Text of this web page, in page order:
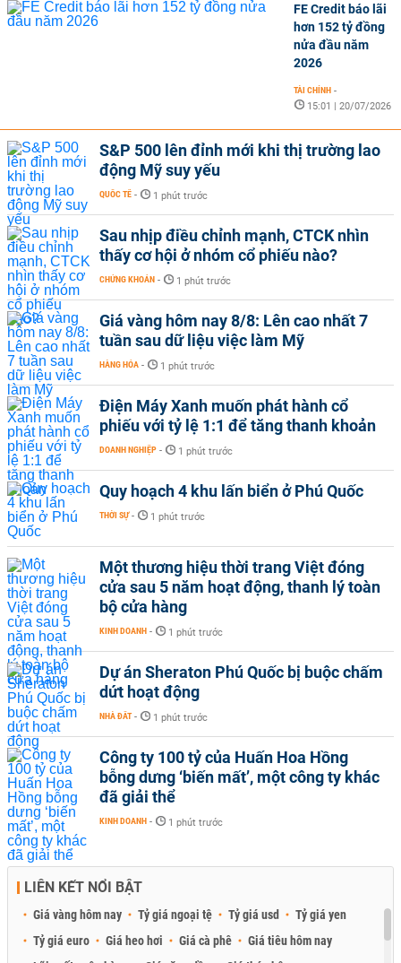
FE Credit báo lãi
hơn 152 tỷ đồng
nửa đầu năm
2026
TÀI CHÍNH -
15:01 | 20/07/2026
S&P 500 lên đỉnh mới khi thị trường lao
động Mỹ suy yếu
QUỐC TẾ - 1 phút trước
Sau nhịp điều chỉnh mạnh, CTCK nhìn
thấy cơ hội ở nhóm cổ phiếu nào?
CHỨNG KHOÁN - 1 phút trước
Giá vàng hôm nay 8/8: Lên cao nhất 7
tuần sau dữ liệu việc làm Mỹ
HÀNG HÓA - 1 phút trước
Điện Máy Xanh muốn phát hành cổ
phiếu với tỷ lệ 1:1 để tăng thanh khoản
DOANH NGHIỆP - 1 phút trước
Quy hoạch 4 khu lấn biển ở Phú Quốc
THỜI SỰ - 1 phút trước
Một thương hiệu thời trang Việt đóng
cửa sau 5 năm hoạt động, thanh lý toàn
bộ cửa hàng
KINH DOANH - 1 phút trước
Dự án Sheraton Phú Quốc bị buộc chấm
dứt hoạt động
NHÀ ĐẤT - 1 phút trước
Công ty 100 tỷ của Huấn Hoa Hồng
bỗng dưng ‘biến mất’, một công ty khác
đã giải thể
KINH DOANH - 1 phút trước
LIÊN KẾT NỔI BẬT
Giá vàng hôm nay Tỷ giá ngoại tệ Tỷ giá usd
Tỷ giá yen
Tỷ giá euro
Giá heo hơi Giá cà phê
Giá tiêu hôm nay